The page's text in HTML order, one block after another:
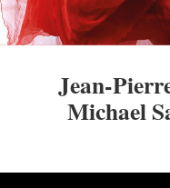
Jean-
Michael